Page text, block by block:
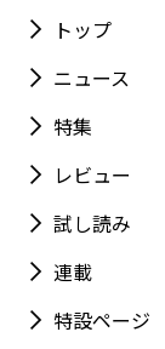
トップ
ニュース
特集
レビュー
試し読み
連載
特設ページ